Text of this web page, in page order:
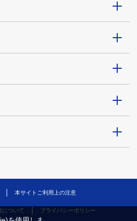
本サイトご利用上の注意
について プライバシーポリシー